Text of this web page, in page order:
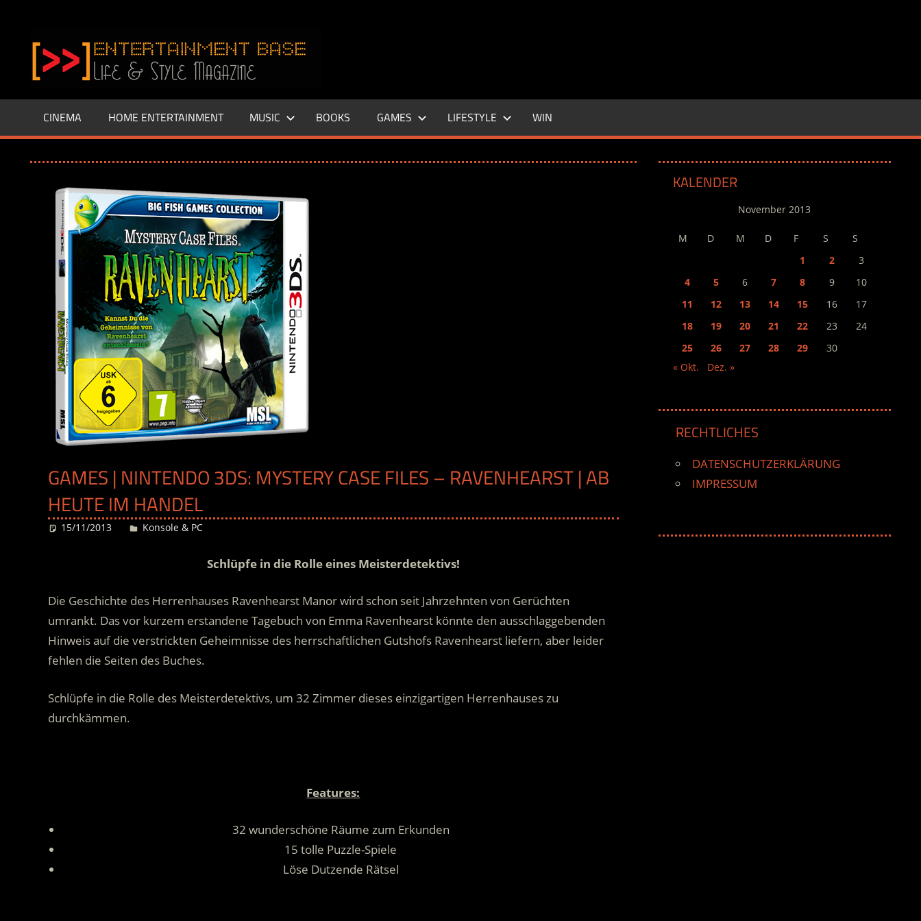
springen
–
LIFE
Base.de
CINEMA HOME ENTERTAINMENT MUSIC BOOKS GAMES LIFESTYLE WIN
GAMES | NINTENDO 3DS: MYSTERY CASE FILES – RAVENHEARST | AB
HEUTE IM HANDEL
15/11/2013 Desiree
Konsole & PC
Schlüpfe in die Rolle eines Meisterdetektivs!
Die Geschichte des Herrenhauses Ravenhearst Manor wird schon seit Jahrzehnten von Gerüchten
umrankt. Das vor kurzem erstandene Tagebuch von Emma Ravenhearst könnte den ausschlaggebenden
Hinweis auf die verstrickten Geheimnisse des herrschaftlichen Gutshofs Ravenhearst liefern, aber leider
fehlen die Seiten des Buches.
Schlüpfe in die Rolle des Meisterdetektivs, um 32 Zimmer dieses einzigartigen Herrenhauses zu
durchkämmen.
Features:
32 wunderschöne Räume zum Erkunden
15 tolle Puzzle-Spiele
Löse Dutzende Rätsel
KALENDER
November 2013
M D M D F S
S
1
2
3
4
5 6 7 8 9
10
11
12 13 14 15 16
17
18
19 20 21 22 23
24
25
26 27 28 29
30
« Okt.
Dez. »
RECHTLICHES
DATENSCHUTZERKLÄRUNG
IMPRESSUM